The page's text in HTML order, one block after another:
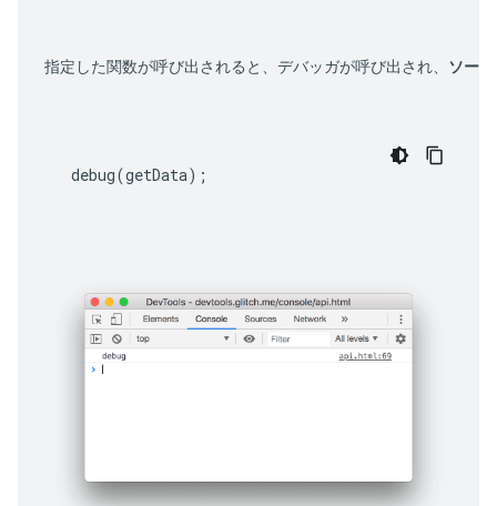
指定した関数が呼び出されると、デバッガが呼び出され、 ソース
debug(getData);